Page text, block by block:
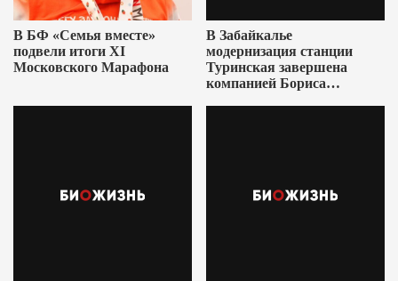
В БФ «Семья вместе»
подвели итоги XI
Московского Марафона
В Забайкалье
модернизация станции
Туринская завершена
компанией Бориса